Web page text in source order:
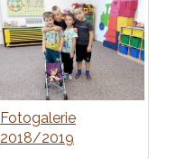
Fotogalerie
2018/2019